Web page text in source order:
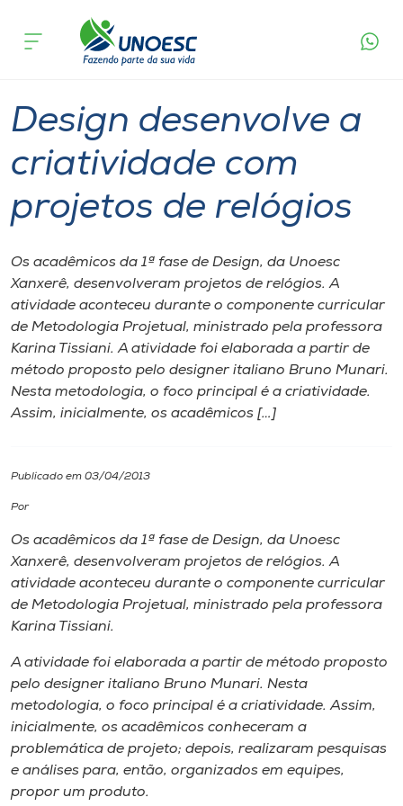
Cursos
Pesquisa
Atendimento ao Estudante
Portal de Ensino
A
Internacionalização
Cultura
CPA
Biblioteca
Editora
Rádio
acontece
Design desenvolve a
criatividade com
projetos de relógios
Os acadêmicos da 1ª fase de Design, da Unoesc
Xanxerê, desenvolveram projetos de relógios. A
atividade aconteceu durante o componente curricular
de Metodologia Projetual, ministrado pela professora
Karina Tissiani. A atividade foi elaborada a partir de
método proposto pelo designer italiano Bruno Munari.
Nesta metodologia, o foco principal é a criatividade.
Assim, inicialmente, os acadêmicos […]
Publicado em 03/04/2013
Por
Os acadêmicos da 1ª fase de Design, da Unoesc
Xanxerê, desenvolveram projetos de relógios. A
atividade aconteceu durante o componente curricular
de Metodologia Projetual, ministrado pela professora
Karina Tissiani.
A atividade foi elaborada a partir de método proposto
pelo designer italiano Bruno Munari. Nesta
metodologia, o foco principal é a criatividade. Assim,
inicialmente, os acadêmicos conheceram a
problemática de projeto; depois, realizaram pesquisas
e análises para, então, organizados em equipes,
propor um produto.